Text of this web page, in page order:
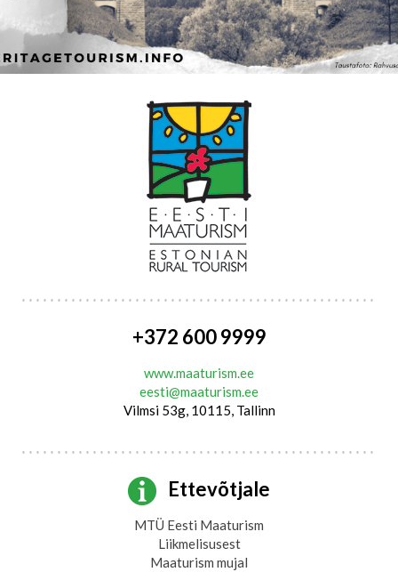
+372 600 9999
www.maaturism.ee
eesti@maaturism.ee
Vilmsi 53g, 10115, Tallinn
Ettevõtjale
MTÜ Eesti Maaturism
Liikmelisusest
Maaturism mujal